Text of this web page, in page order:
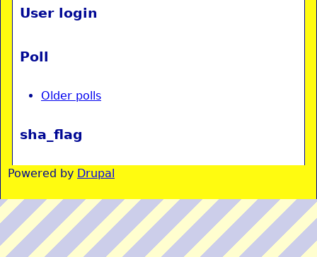
User login
Poll
Older polls
sha_flag
Powered by Drupal